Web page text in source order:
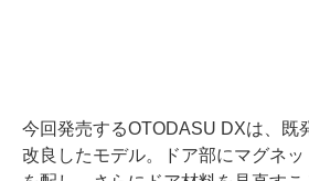
今回発売するOTODASU DXは、既
改良したモデル。ドア部にマグネ